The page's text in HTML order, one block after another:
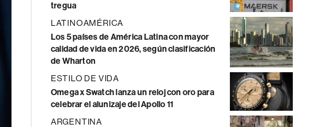
tregua
LATINOAMÉRICA
Los 5 países de América Latina con mayor
calidad de vida en 2026, según clasificación
de Wharton
ESTILO DE VIDA
Omega x Swatch lanza un reloj con oro para
celebrar el alunizaje del Apollo 11
ARGENTINA